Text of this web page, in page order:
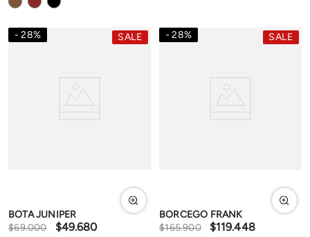
28% SALE
BOTA JUNIPER
$69.000 $49.680
28% SALE
BORCEGO FRANK
$165.900 $119.448